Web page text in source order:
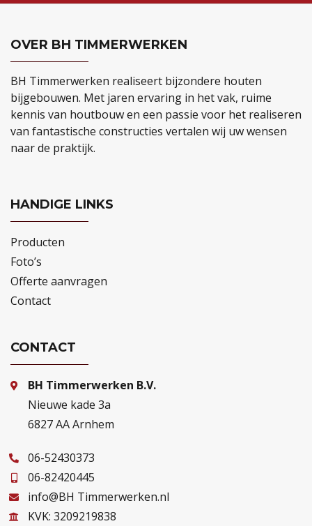
OVER BH TIMMERWERKEN
BH Timmerwerken realiseert bijzondere houten
bijgebouwen. Met jaren ervaring in het vak, ruime
kennis van houtbouw en een passie voor het realiseren
van fantastische constructies vertalen wij uw wensen
naar de praktijk.
HANDIGE LINKS
Producten
Foto’s
Offerte aanvragen
Contact
CONTACT
BH Timmerwerken B.V.
Nieuwe kade 3a
6827 AA Arnhem
06-52430373
06-82420445
info@BH Timmerwerken.nl
KVK: 3209219838